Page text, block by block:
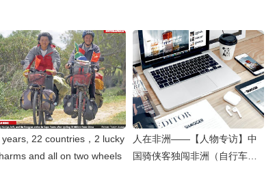
years, 22 countries，2 lucky
and all on two wheels
人在非洲——【人物专访】中
国骑侠客独闯非洲（自行车横